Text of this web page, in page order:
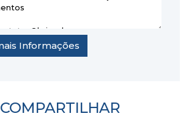
COMPARTILHAR